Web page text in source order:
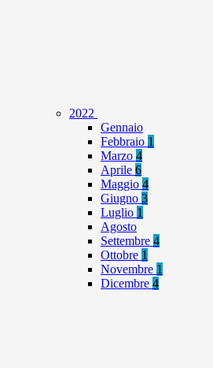
2022
Gennaio
Febbraio 1
Marzo 4
Aprile 6
Maggio 4
Giugno 3
Luglio 1
Agosto
Settembre 4
Ottobre 1
Novembre 1
Dicembre 4